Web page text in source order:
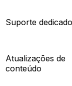
Suporte dedicado
Atualizações de
conteúdo